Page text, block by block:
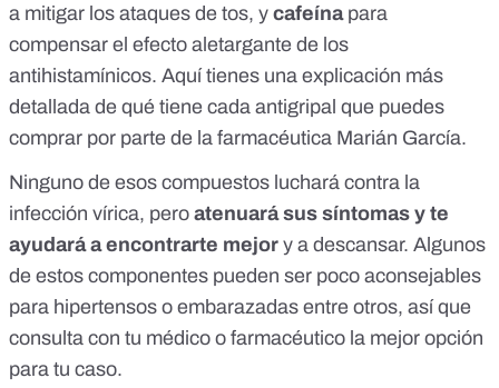
a mitigar los ataques de tos, y cafeína para
compensar el efecto aletargante de los
antihistamínicos. Aquítienes una explicación más
detallada de qué tiene cada antigripal que puedes
comprar por parte de la farmacéutica Marián García.
Ninguno de esos compuestos luchará contra la
infección vírica, pero atenuará sus síntomas y te
ayudará a encontrarte mejor y a descansar. Algunos
de estos componentes pueden ser poco aconsejables
para hipertensos o embarazadas entre otros, así que
consulta con tu médico o farmacéutico la mejor opción
para tu caso.